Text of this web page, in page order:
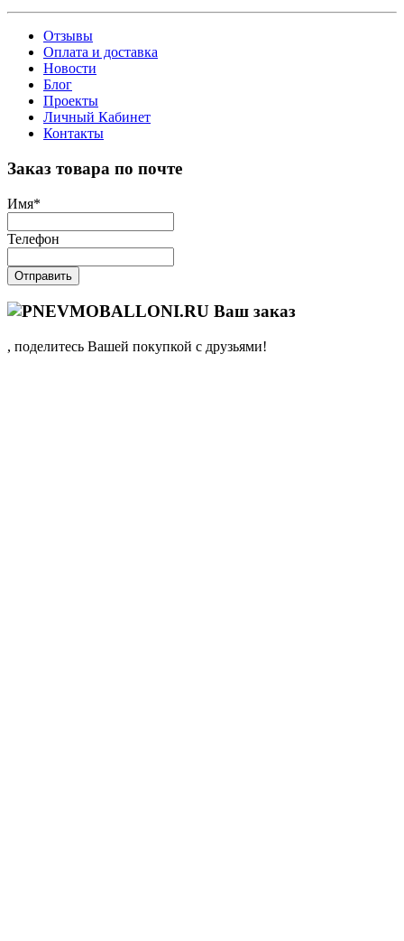
Отзывы
Оплата и доставка
Новости
Блог
Проекты
Личный Кабинет
Контакты
Заказ товара по почте
Имя*
Телефон
Отправить
Ваш заказ
, поделитесь Вашей покупкой с друзьями!